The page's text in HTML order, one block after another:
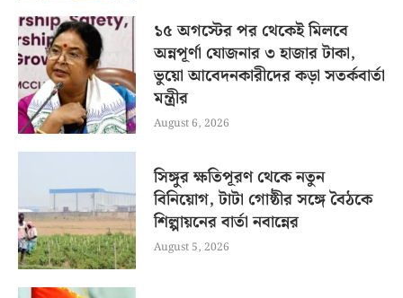
১৫ অগস্টের পর থেকেই মিলবে
অন্নপূর্ণা যোজনার ৩ হাজার টাকা,
ভুয়ো আবেদনকারীদের কড়া সতর্কবার্তা
মন্ত্রীর
August 6, 2026
সিঙ্গুর ক্ষতিপূরণ থেকে নতুন
বিনিয়োগ, টাটা গোষ্ঠীর সঙ্গে বৈঠকে
শিল্পায়নের বার্তা নবান্নের
August 5, 2026